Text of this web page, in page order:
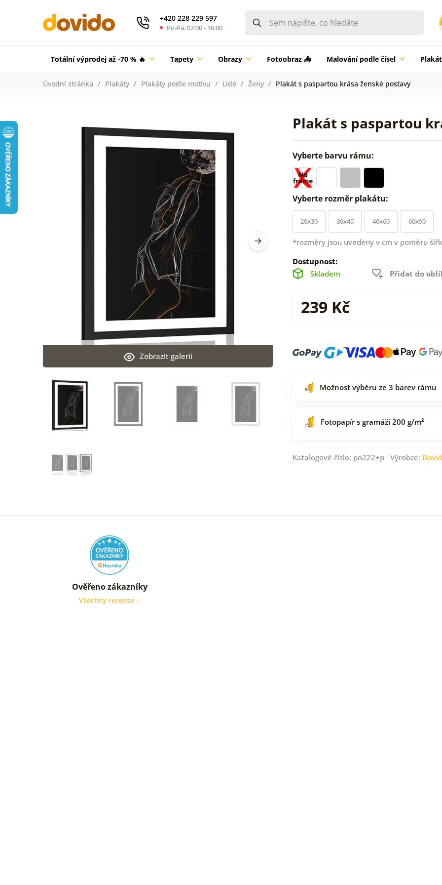
+420 228 229 597
Po-Pá: 07:00 - 16:00
Totální výprodej až -70 % 🔥 Tapety Obrazy Fotoobraz 📤 Malování podle čísel
Úvodní stránka Plakáty Plakáty podle motivu Lidé Ženy Plakát s paspartou krása ženské postavy
Plakát s paspartou
Zobrazit galerii
Vyberte barvu rámu:
Vyberte rozměr plakátu:
20x30 30x45 40x60 60x90
*rozměry jsou uvedeny v cm v poměru
Dostupnost:
Skladem
Přidat do
239 Kč
Možnost výběru ze 3 barev rámu
Fotopapír s gramáží 200 g/m²
Katalogové číslo: po222+p Výrobce:
Ověřeno zákazníky
Všechny recenze